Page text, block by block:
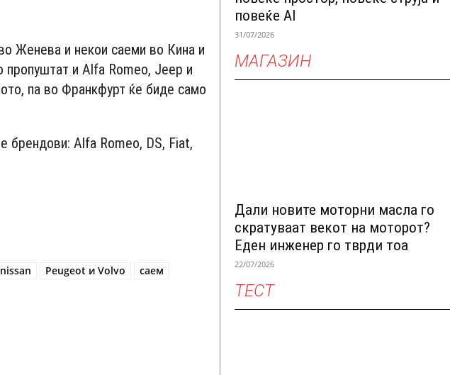
Женева и некои саеми во Кина и
пропуштат и Alfa Romeo, Jeep и
па во Франкфурт ќе биде само
брендови: Alfa Romeo, DS, Fiat,
nissan Peugeot и Volvo
саем
повеќе AI
31/07/2026
МАГАЗИН
Дали новите моторни масла го
скратуваат векот на моторот?
Еден инженер го тврди тоа
22/07/2026
ТЕСТ